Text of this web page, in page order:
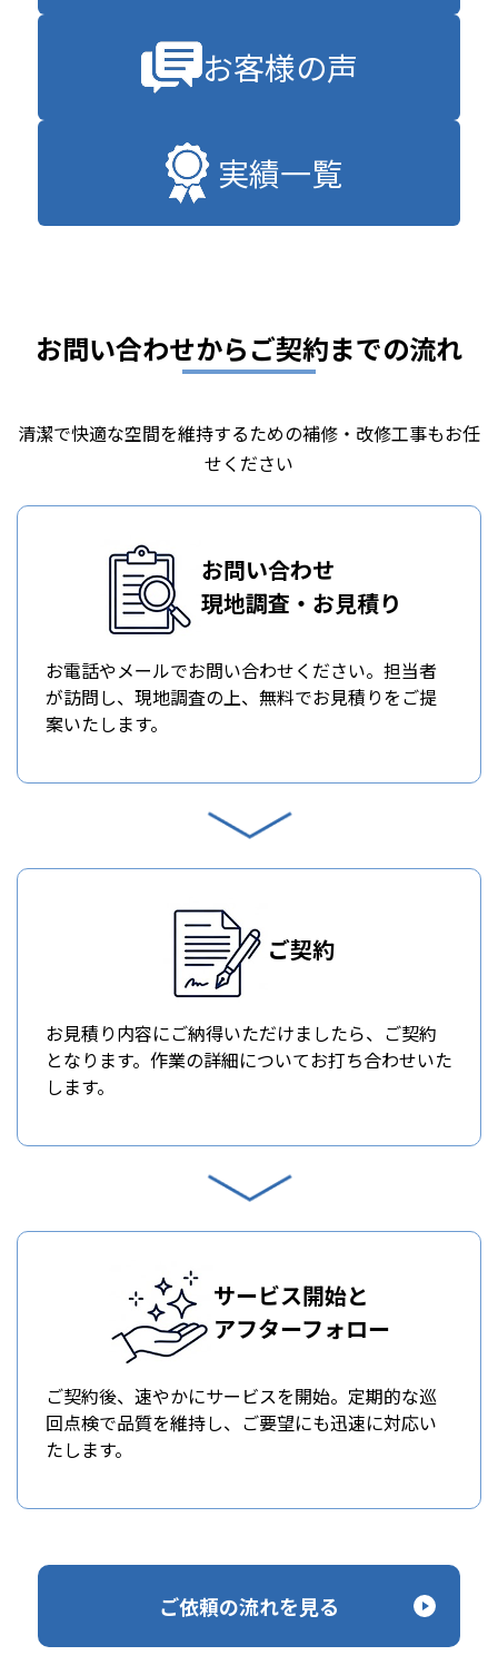
お客様の声
実績一覧
お問い合わせからご契約までの流れ
清潔で快適な空間を維持するための補修・改修工事もお任
せください
お問い合わせ
現地調査・お見積り
お電話やメールでお問い合わせください。担当者
が訪問し、現地調査の上、無料でお見積りをご提
案いたします。
ご契約
お見積り内容にご納得いただけましたら、ご契約
となります。作業の詳細についてお打ち合わせいた
します。
サービス開始と
アフターフォロー
ご契約後、速やかにサービスを開始。定期的な巡
回点検で品質を維持し、ご要望にも迅速に対応い
たします。
ご依頼の流れを見る